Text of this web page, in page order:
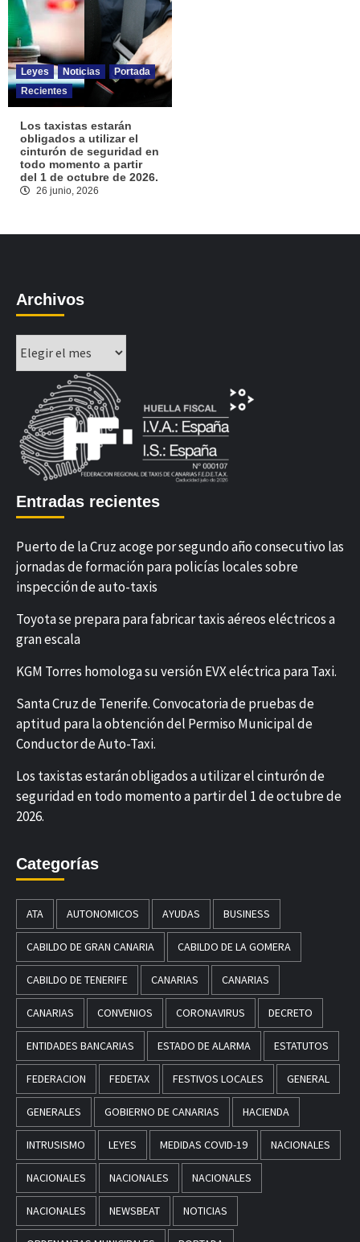
Leyes Noticias
Portada
Recientes
Los taxistas estarán
obligados a utilizar el
cinturón de seguridad en
todo momento a partir
del 1 de octubre de 2026.
26 junio, 2026
Archivos
Entradas recientes
Puerto de la Cruz acoge por segundo año consecutivo las
jornadas de formación para policías locales sobre
inspección de auto-taxis
Toyota se prepara para fabricar taxis aéreos eléctricos a
gran escala
KGM Torres homologa su versión EVX eléctrica para Taxi.
Santa Cruz de Tenerife. Convocatoria de pruebas de
aptitud para la obtención del Permiso Municipal de
Conductor de Auto-Taxi.
Los taxistas estarán obligados a utilizar el cinturón de
seguridad en todo momento a partir del 1 de octubre de
2026.
Categorías
ATA AUTONOMICOS AYUDAS BUSINESS
CABILDO DE GRAN CANARIA CABILDO DE LA GOMERA
CABILDO DE TENERIFE CANARIAS CANARIAS
CANARIAS CONVENIOS CORONAVIRUS DECRETO
ENTIDADES BANCARIAS ESTADO DE ALARMA ESTATUTOS
FEDERACION FEDETAX FESTIVOS LOCALES GENERAL
GENERALES GOBIERNO DE CANARIAS HACIENDA
INTRUSISMO LEYES MEDIDAS COVID-19 NACIONALES
NACIONALES NACIONALES NACIONALES
NACIONALES NEWSBEAT NOTICIAS